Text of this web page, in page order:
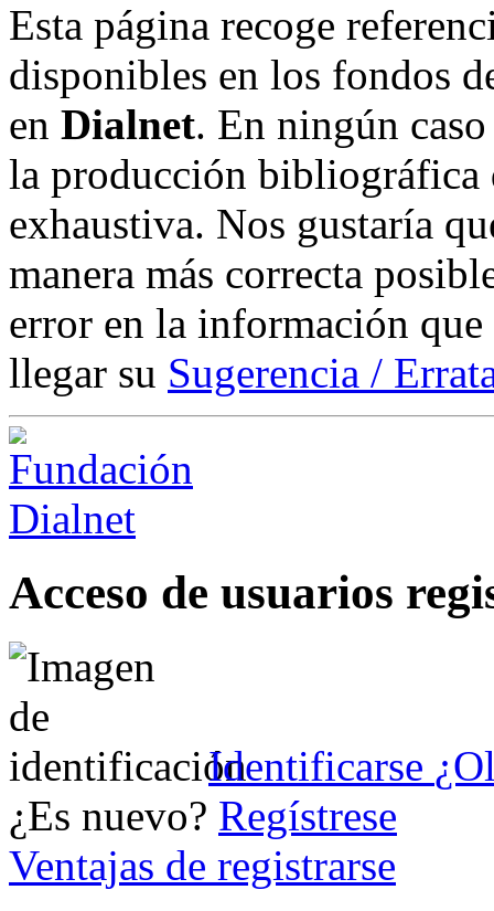
Esta página recoge
disponibles en los fondos
en Dialnet. En ningún
la producción bibliográfica
exhaustiva. Nos gustaría
manera más correcta
error en la información
llegar su Sugerencia /
Acceso de usuarios
Identificarse
¿Es nuevo? Regístrese
Ventajas de registrarse